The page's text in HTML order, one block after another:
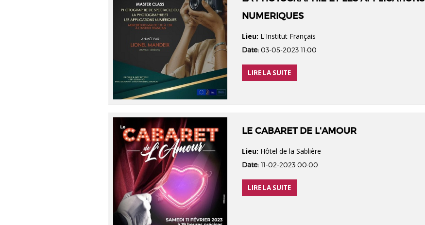
NUMERIQUES
Lieu: L'Institut Français
Date: 03-05-2023 11:00
LIRE LA SUITE
LE CABARET DE L'AMOUR
Lieu: Hôtel de la Sablière
Date: 11-02-2023 00:00
LIRE LA SUITE